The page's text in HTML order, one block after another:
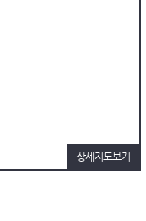
상세지도보기